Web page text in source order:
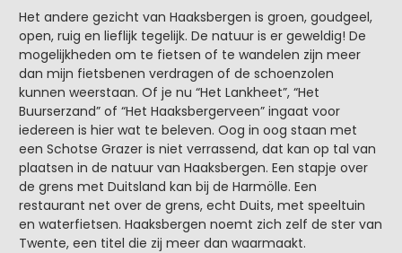
Het andere gezicht van Haaksbergen is groen, goudgeel,
open, ruig en lieflijk tegelijk. De natuur is er geweldig! De
mogelijkheden om te fietsen of te wandelen zijn meer
dan mijn fietsbenen verdragen of de schoenzolen
kunnen weerstaan. Of je nu “Het Lankheet”, “Het
Buurserzand” of “Het Haaksbergerveen” ingaat voor
iedereen is hier wat te beleven. Oog in oog staan met
een Schotse Grazer is niet verrassend, dat kan op tal van
plaatsen in de natuur van Haaksbergen. Een stapje over
de grens met Duitsland kan bij de Harmölle. Een
restaurant net over de grens, echt Duits, met speeltuin
en waterfietsen. Haaksbergen noemt zich zelf de ster van
Twente, een titel die zij meer dan waarmaakt.